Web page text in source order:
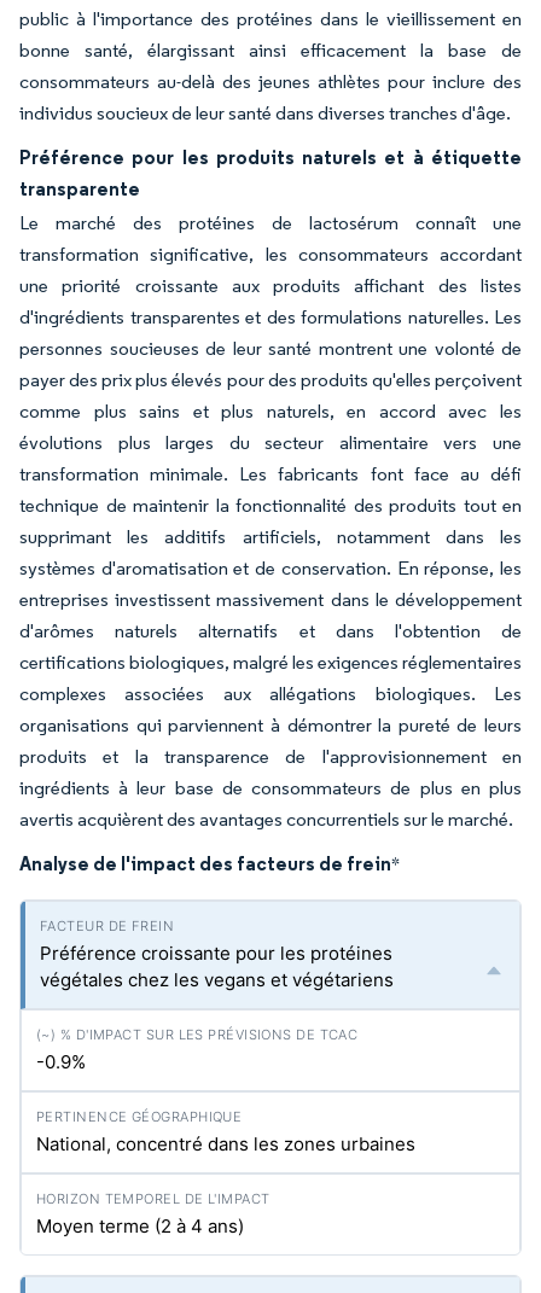
public à l'importance des protéines dans le vieillissement en
bonne santé, élargissant ainsi efficacement la base de
consommateurs au-delà des jeunes athlètes pour inclure des
individus soucieux de leur santé dans diverses tranches d'âge.
Préférence pour les produits naturels et à étiquette
transparente
Le marché des protéines de lactosérum connaît une
transformation significative, les consommateurs accordant
une priorité croissante aux produits affichant des listes
d'ingrédients transparentes et des formulations naturelles. Les
personnes soucieuses de leur santé montrent une volonté de
payer des prix plus élevés pour des produits qu'elles perçoivent
comme plus sains et plus naturels, en accord avec les
évolutions plus larges du secteur alimentaire vers une
transformation minimale. Les fabricants font face au défi
technique de maintenir la fonctionnalité des produits tout en
supprimant les additifs artificiels, notamment dans les
systèmes d'aromatisation et de conservation. En réponse, les
entreprises investissent massivement dans le développement
d'arômes naturels alternatifs et dans l'obtention de
certifications biologiques, malgré les exigences réglementaires
complexes associées aux allégations biologiques. Les
organisations qui parviennent à démontrer la pureté de leurs
produits et la transparence de l'approvisionnement en
ingrédients à leur base de consommateurs de plus en plus
avertis acquièrent des avantages concurrentiels sur le marché.
Analyse de l'impact des facteurs de frein*
Préférence croissante pour les protéines
végétales chez les vegans et végétariens
-0.9%
National, concentré dans les zones urbaines
Moyen terme (2 à 4 ans)